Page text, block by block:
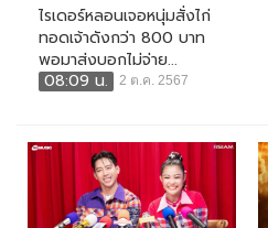
ไรเดอร์หลอนเจอหนุ่มสั่งไก่
ทอดเจ้าดังกว่า 800 บาท
พอมาส่งบอกไม่จ่าย...
08:09 น.
2 ต.ค. 2567